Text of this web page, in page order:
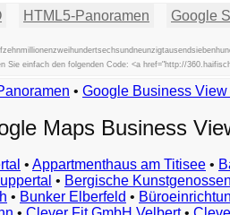
HTML5-Panoramen Google
Sie einfach den folgenden Code: <a href="http://
• Google Business
Maps Business
• Appartmenthaus am Titisee •
• Bergische
• Bunker Elberfeld •